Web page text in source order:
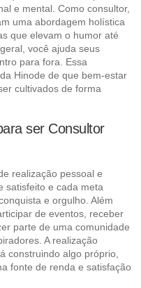
e mental. Como consultor,
uma abordagem holística
que elevam o humor até
você ajuda seus
para fora. Essa
Hinode de que bem-estar
cultivados de forma
ser Consultor
realização pessoal e
satisfeito e cada meta
e orgulho. Além
de eventos, receber
parte de uma comunidade
A realização
construindo algo próprio,
fonte de renda e satisfação